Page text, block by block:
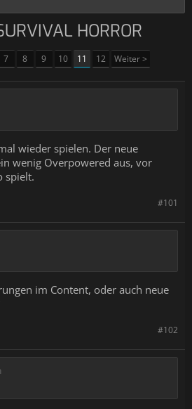
HORROR
7 8 9 10 11 12 Weiter >
wieder spielen. Der neue
wenig Overpowered aus, vor
spielt.
#101
im Content, oder auch neue
#102